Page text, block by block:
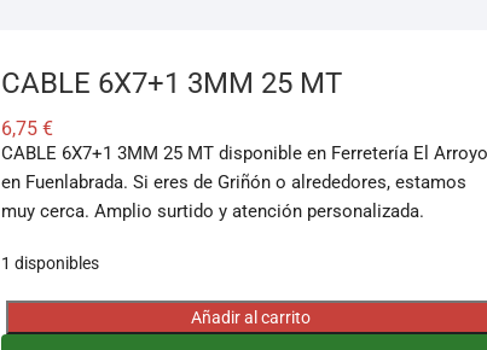
CABLE 6X7+1 3MM 25 MT
6,75 €
CABLE 6X7+1 3MM 25 MT disponible en Ferretería El
en Fuenlabrada. Si eres de Griñón o alrededores, estamos
muy cerca. Amplio surtido y atención personalizada.
1 disponibles
CABLE
Añadir al carrito